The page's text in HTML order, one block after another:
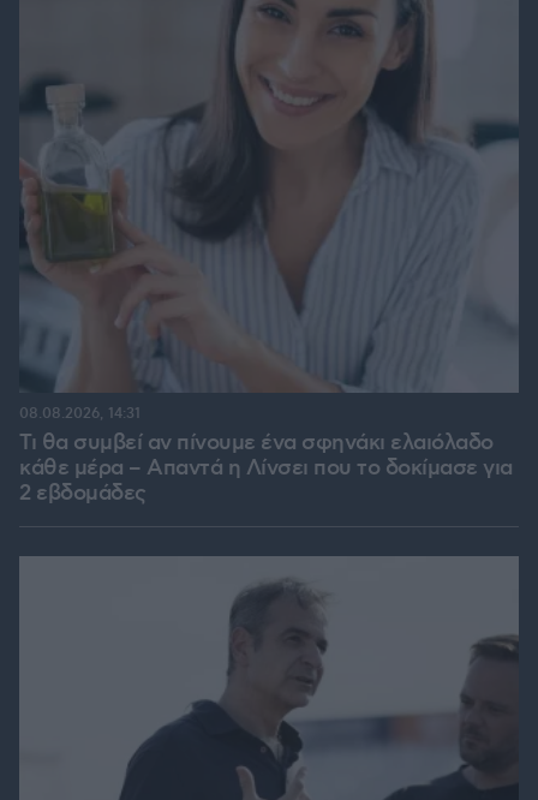
Τι θα συμβεί αν πίνουμε ένα σφηνάκι ελαιόλαδο
κάθε μέρα – Απαντά η Λίνσει που το δοκίμασε για
2 εβδομάδες
08.08.2026, 14:31